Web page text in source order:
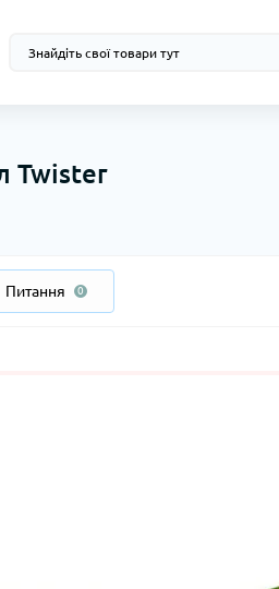
Twister
Питання 0